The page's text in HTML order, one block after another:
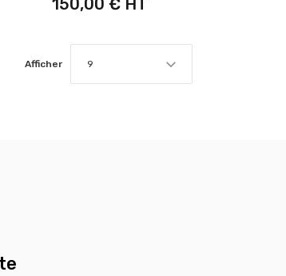
150,00 €
Afficher 9